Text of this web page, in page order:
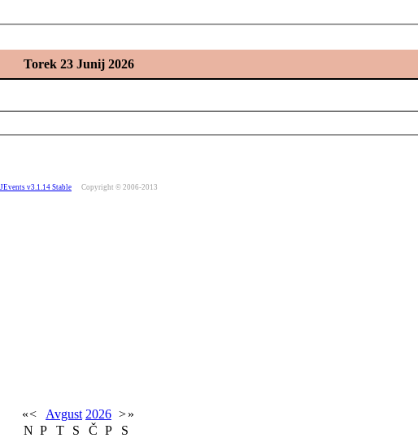
Torek 23 Junij 2026
JEvents v3.1.14 Stable Copyright © 2006-2013
«< Avgust 2026 >»
N P T S Č P
S